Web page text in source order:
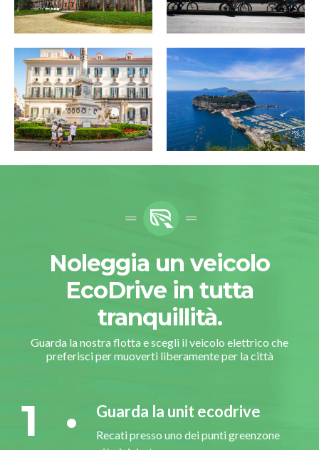
Noleggia un veicolo
EcoDrive in tutta
tranquillità.
Guarda la nostra flotta e scegli il veicolo elettrico che
preferisci per muoverti liberamente per la città
1 Guarda la unit ecodrive
Recati presso uno dei punti greenzone